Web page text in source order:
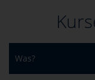
Was?